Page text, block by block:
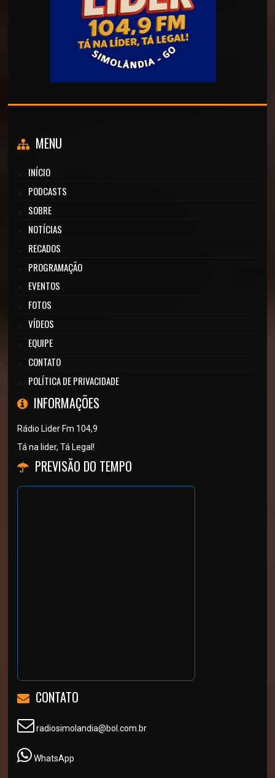
MENU
INÍCIO
PODCASTS
SOBRE
NOTÍCIAS
RECADOS
PROGRAMAÇÃO
EVENTOS
FOTOS
VÍDEOS
EQUIPE
CONTATO
POLÍTICA DE PRIVACIDADE
INFORMAÇÕES
Rádio Lider Fm 104,9
Tá na lider, Tá Legal!
PREVISÃO DO TEMPO
CONTATO
radiosimolandia@bol.com.br
WhatsApp